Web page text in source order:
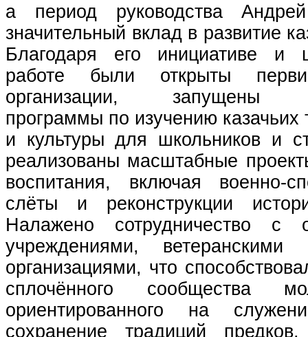
а период руководства
значительный вклад в развитие
Благодаря его инициативе и
работе были открыты
организации, запущены
программы по изучению казачьих
и культуры для школьников и
реализованы масштабные
воспитания, включая
слёты и реконструкции
Налажено сотрудничество с
учреждениями,
организациями, что
сплочённого сообщества
ориентированного на
сохранение традиций